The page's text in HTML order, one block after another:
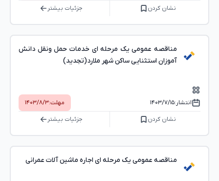
نشان کردن جزئیات بیشتر
مناقصه عمومی یک مرحله ای خدمات حمل ونقل دانش
آموزان استثنایی ساکن شهر ملارد(تجدید)
انتشار:۱۴۰۳/۷/۱۵ مهلت:۱۴۰۳/۸/۳
نشان کردن جزئیات بیشتر
مناقصه عمومی یک مرحله ای اجاره ماشین آلات عمرانی